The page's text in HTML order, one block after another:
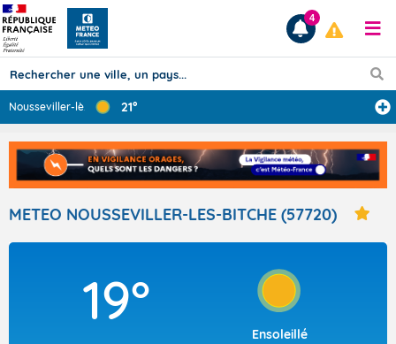
Prévisions
TOUS LES RÉSULTATS
Articles
4
Nousseviller-lè... 21°
METEO NOUSSEVILLER-LES-BITCHE (57720)
19°
Ensoleillé